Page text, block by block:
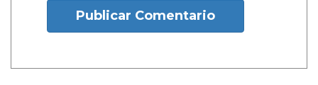
Publicar Comentario